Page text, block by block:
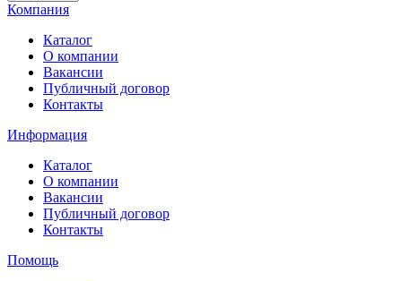
Компания
Каталог
О компании
Вакансии
Публичный договор
Контакты
Информация
Каталог
О компании
Вакансии
Публичный договор
Контакты
Помощь